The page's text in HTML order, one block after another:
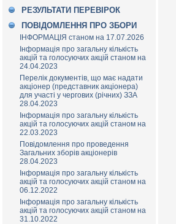
РЕЗУЛЬТАТИ ПЕРЕВІРОК
ПОВІДОМЛЕННЯ ПРО ЗБОРИ
ІНФОРМАЦІЯ станом на 17.07.2026
Інформація про загальну кількість
акцій та голосуючих акцій станом на
24.04.2023
Перелік документів, що має надати
акціонер (представник акціонера)
для участі у чергових (річних) ЗЗА
28.04.2023
Інформація про загальну кількість
акцій та голосуючих акцій станом на
22.03.2023
Повідомлення про проведення
Загальних зборів акціонерів
28.04.2023
Інформація про загальну кількість
акцій та голосуючих акцій станом на
06.12.2022
Інформація про загальну кількість
акцій та голосуючих акцій станом на
31.10.2022